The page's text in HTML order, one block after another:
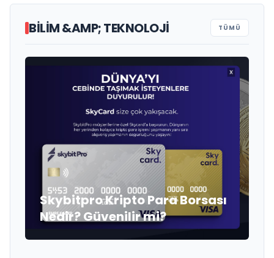
BILIM &AMP; TEKNOLOJI TÜMÜ
Skybitpro Kripto Para Borsası
Nedir? Güvenilir mi?